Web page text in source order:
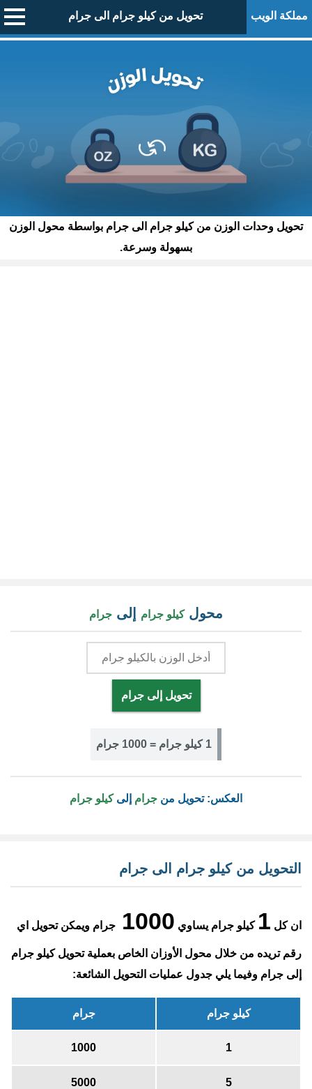
مملكة الويب تحويل من كيلو جرام الى جرام
تحويل وحدات الوزن من كيلو جرام الى جرام بواسطة محول الوزن
بسهولة وسرعة.
محولكيلو جرام إلى جرام
تحويل إلى جرام
1 كيلو جرام = 1000 جرام
العكس: تحويل من جرام إلىكيلو جرام
التحويل من كيلو جرام الى جرام
ان كل 1 كيلو جرام يساوي 1000 جرام ويمكن تحويل اي
رقم تريده من خلال محول الأوزان الخاص بعملية تحويل كيلو جرام
إلى جرام وفيما يلي جدول عمليات التحويل الشائعة:
كيلو جرام جرام
1
1000
5
5000